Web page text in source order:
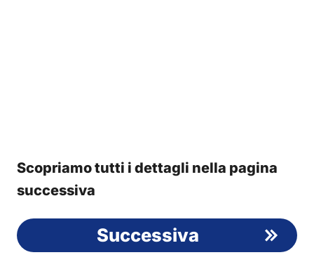
Scopriamo tutti i dettagli nella pagina
successiva
Successiva